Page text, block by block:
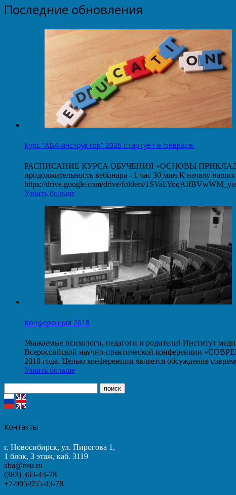
Последние обновления
Курс “АВА-инструктор” 2026 стартует в феврале.
РАСПИСАНИЕ КУРСА ОБУЧЕНИЯ «ОСНОВЫ ПРИКЛАДНОГО
продолжительность вебинара - 1 час 30 мин К началу
https://drive.google.com/drive/folders/
Узнать больше
Конференция 2018
Уважаемые психологи, педагоги и родители! Институт
Всероссийской научно-практической
2018 года. Целью конференции является обсуждение
Узнать больше
Контакты
г. Новосибирск, ул. Пирогова 1,
1 блок, 3 этаж, каб. 3119
aba@nsu.ru
(383) 363-43-78
+7-905-955-43-78